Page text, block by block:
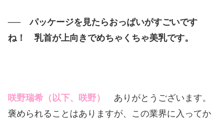
── パッケージを見たらおっぱいがすごいです
ね！ 乳首が上向きでめちゃくちゃ美乳です。
咲野瑞希（以下、咲野）
ありがとうございます。
褒められることはありますが、この業界に入ってか